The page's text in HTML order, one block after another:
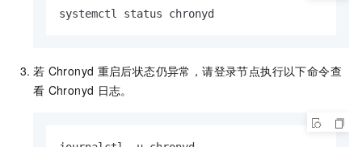
systemctl status chronyd
若 Chronyd 重启后状态仍异常，请登录节点执行以下命令查
看 Chronyd 日志。